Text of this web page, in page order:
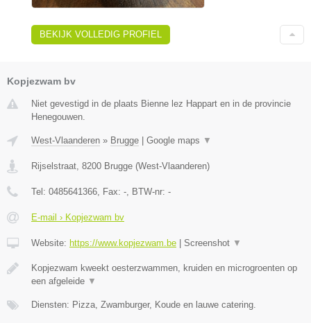
BEKIJK VOLLEDIG PROFIEL
Kopjezwam bv
Niet gevestigd in de plaats Bienne lez Happart en in de provincie
Henegouwen.
West-Vlaanderen » Brugge Google maps ▼
Rijselstraat 8200 Brugge (West-Vlaanderen)
Tel: 0485641366 , Fax: - , BTW-nr: -
E-mail › Kopjezwam bv
Website: https://www.kopjezwam.be Screenshot ▼
Kopjezwam kweekt oesterzwammen, kruiden en microgroenten op
een afgeleide ▼
Diensten: Pizza, Zwamburger, Koude en lauwe catering.